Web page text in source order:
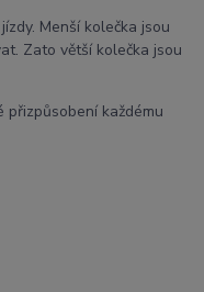
Menší kolečka jsou
Zato větší kolečka jsou
každému